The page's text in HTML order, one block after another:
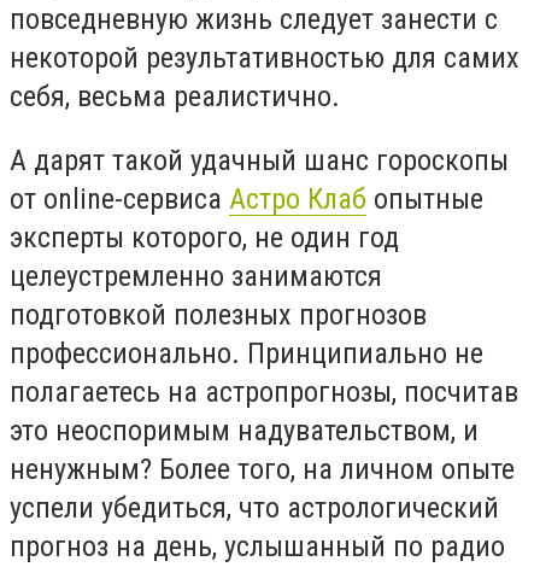
повседневную жизнь следует занести с
некоторой результативностью для самих
себя, весьма реалистично.
А дарят такой удачный шанс гороскопы
от online-сервиса Астро Клаб опытные
эксперты которого, не один год
целеустремленно занимаются
подготовкой полезных прогнозов
профессионально. Принципиально не
полагаетесь на астропрогнозы, посчитав
это неоспоримым надувательством, и
ненужным? Более того, на личном опыте
успели убедиться, что астрологический
прогноз на день, услышанный по радио